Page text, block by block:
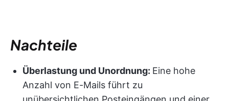
Nachteile
Überlastung und Unordnung: Eine hohe
Anzahl von E-Mails führt zu